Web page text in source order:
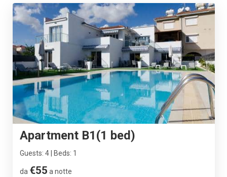
Apartment B1(1 bed)
Guests: 4 | Beds: 1
da €55 a notte